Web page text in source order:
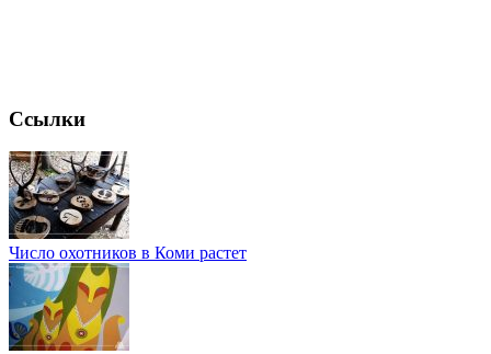
Ссылки
Число охотников в Коми растет